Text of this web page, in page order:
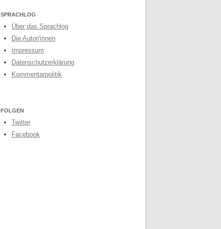
SPRACHLOG
Über das Sprachlog
Die Autor/innen
Impressum
Datenschutzerklärung
Kommentarpolitik
FOLGEN
Twitter
Facebook